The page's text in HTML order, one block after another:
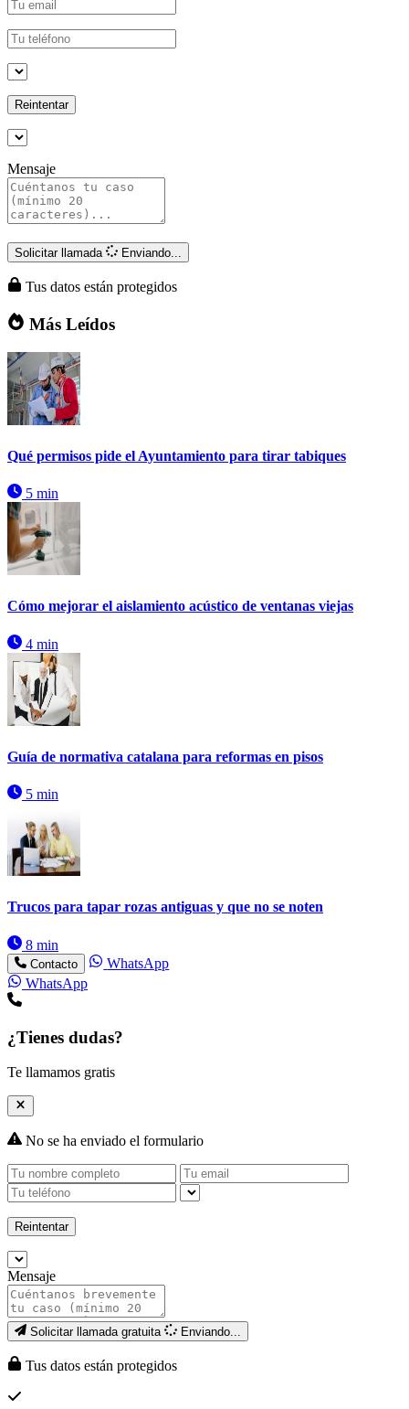
Reintentar
Mensaje
Solicitar llamada Enviando...
Tus datos están protegidos
Más Leídos
Qué permisos pide el Ayuntamiento para tirar tabiques
5 min
Cómo mejorar el aislamiento acústico de ventanas viejas
4 min
Guía de normativa catalana para reformas en pisos
5 min
Trucos para tapar rozas antiguas y que no se noten
8 min
Contacto
WhatsApp
WhatsApp
¿Tienes dudas?
Te llamamos gratis
No se ha enviado el formulario
Reintentar
Mensaje
Solicitar llamada gratuita Enviando...
Tus datos están protegidos